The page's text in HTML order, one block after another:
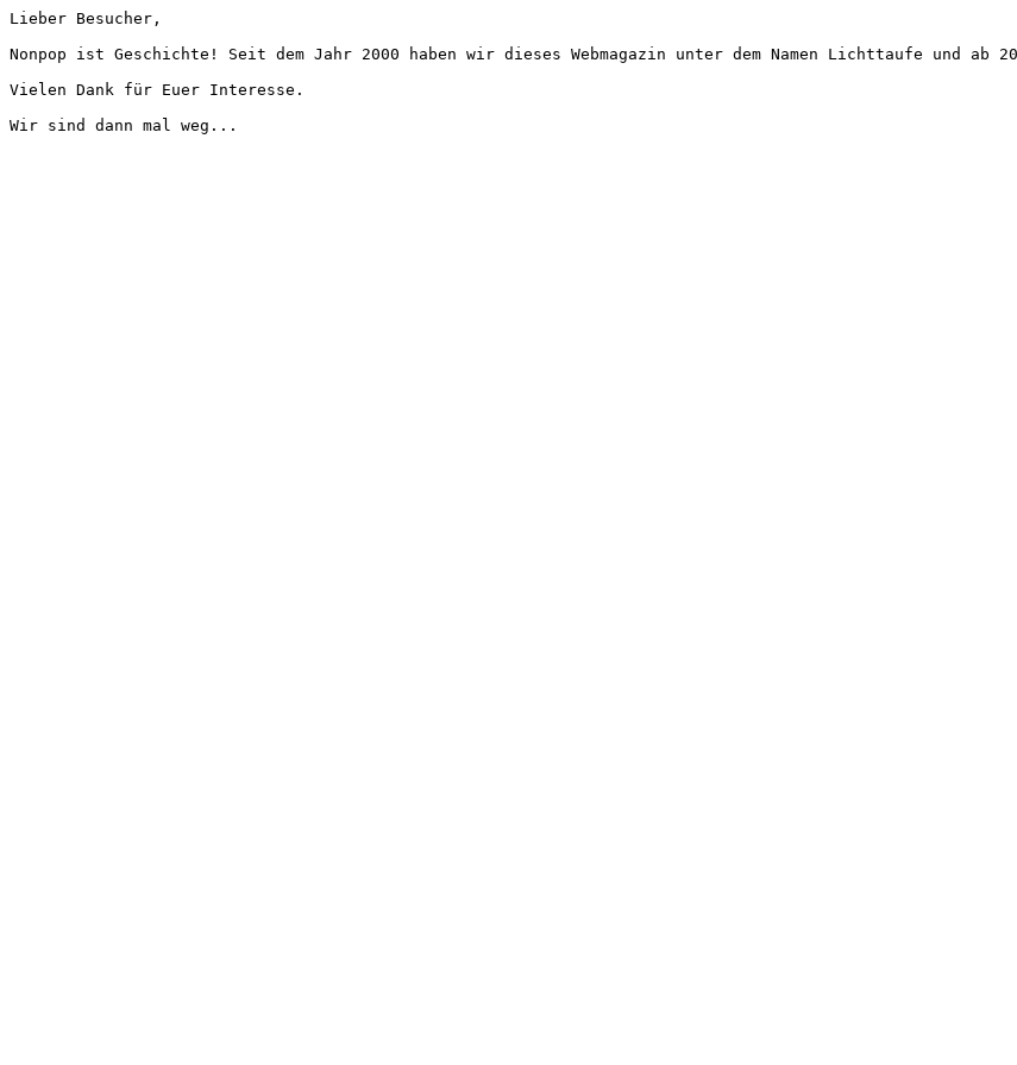
Lieber Besucher,
Nonpop ist Geschichte! Seit dem Jahr 2000 haben wir dieses Webmagazin unter dem Namen Lichttaufe und
Vielen Dank für Euer Interesse.
Wir sind dann mal weg...